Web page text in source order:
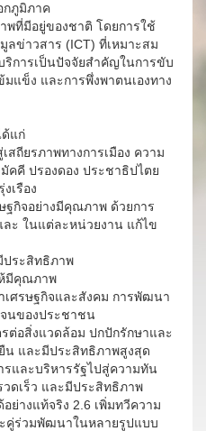
กภูมิภาค
ที่มีอยู่ของชาติ โดยการใช้
ลข่าวสาร (ICT) ที่เหมาะสม
ริการเป็นปัจจัยสำคัญในการขับ
มแข็ง และการพึ่งพาตนเองทาง
ด้แก่
ถียรภาพทางการเมือง ความ
คคี ปรองดอง ประชาธิปไตย
เรือง
ฐกิจอย่างมีคุณภาพ ด้วยการ
ละ ในแต่ละหน่วยงาน แก้ไข
ประสิทธิภาพ
มีคุณภาพ
เศรษฐกิจและสังคม การพัฒนา
นของประชาชน
อสิ่งแวดล้อม ปกปักรักษาและ
น และมีประสิทธิภาพสูงสุด
และบริหารรัฐไปสู่ความทัน
ดเร็ว และมีประสิทธิภาพ
ย่างแท้จริง 2.6 เพิ่มทวีความ
คู่ร่วมพัฒนาในหลายรูปแบบ